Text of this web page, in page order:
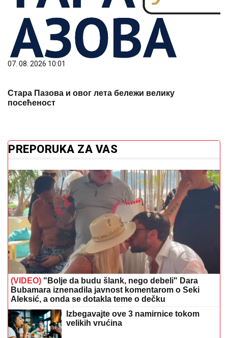
07. 08. 2026 10:01
Стара Пазова и овог лета бележи велику
посећеност
PREPORUKA ZA VAS
(VIDEO) "Bolje da budu šlank, nego debeli" Dara
Bubamara iznenadila javnost komentarom o Seki
Aleksić, a onda se dotakla teme o dečku
Izbegavajte ove 3 namirnice tokom
velikih vrućina